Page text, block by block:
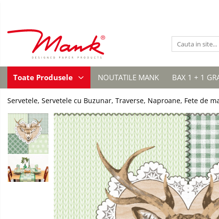
Toate Produsele
SERVETELE DE MASA, 3 STRATURI
UNI
IMPRIMEU
SERVETELE
NUNTA
CULORI UNI
ANIVERSARE SAU BOTEZ
AURIU, ARGINTIU & BRONZ
UNICE, Gama SPANLIN
FLORI
TEMATICA MARINA - PESCARESTI
Toate Produsele NOUTATILE MANK BAX 1 + 1
Servetele, Servetele cu Buzunar, Traverse, Naproane, Fete de